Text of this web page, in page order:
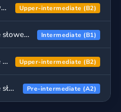
Transformacje ze słowem kluczem - ćwiczenia, cz. 1 Upper-intermediate (B2)
Transformacje zdań ze słowem kluczem - ćwiczenia, cz. 1 Intermediate (B1)
Transformacje zdań ze słowem kluczem - ćwiczenia zaawansowane, cz. 1 Upper-intermediate (B2)
Transformacje zdań ze słowem kluczem - ćwiczenia podstawowe, cz. 1 Pre-intermediate (A2)